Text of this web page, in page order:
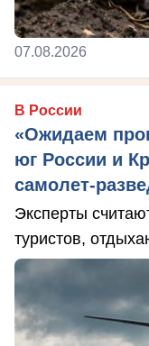
07.08.2026
В России
«Ожидаем
юг России и
самолет-
Эксперты
туристов,